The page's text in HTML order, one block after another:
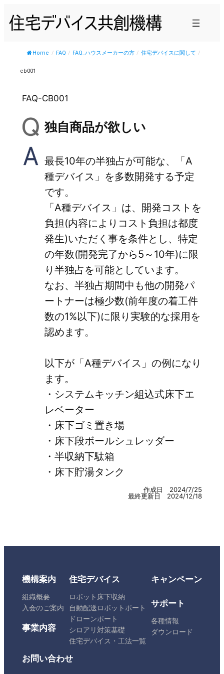
容
Home / FAQ / FAQ_ハウスメーカーの方 / 住宅デバイスに関して /
cb001
FAQ-CB001
独自商品が欲しい
最長10年の半独占が可能な、「A
種デバイス」を多数開発する予定
です。
「A種デバイス」は、開発コストを
負担(内容によりコスト負担は都度
発生)いただく事を条件とし、特定
の年数(開発完了から5～10年)に限
り半独占を可能としています。
なお、半独占期間中も他の開発パ
ートナーは極少数(前年度の着工件
数の1%以下)に限り実験的な採用を
認めます。
以下が「A種デバイス」の例になり
ます。
・システムキッチン組込式床下エ
レベーター
・床下ゴミ置き場
・床下段ボールシュレッダー
・半収納下駄箱
・床下貯湯タンク
作成日 2024/7/25
最終更新日 2024/12/18
機構案内
組織概要
入会のご案内
事業内容
住宅デバイス
ロボット床下収納
自動配送ロボットポート
ドローンポート
シロアリ対策基礎
住宅デバイス・工法一覧
キャンペーン
サポート
各種情報
ダウンロード
お問い合わせ